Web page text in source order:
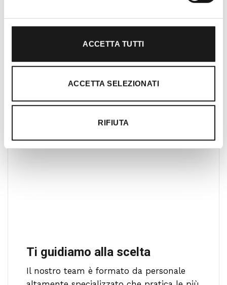
ACCETTA TUTTI
ACCETTA SELEZIONATI
RIFIUTA
Roma, RRTrek è il punto di riferimento
clienti con professionalità, rendendo
Ti guidiamo alla scelta
Il nostro team è formato da personale